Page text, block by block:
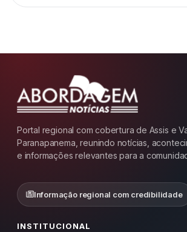
Portal regional com cobertura de Assis e
Paranapanema, reunindo notícias,
e informações relevantes para a
Informação regional com credibilidade
INSTITUCIONAL